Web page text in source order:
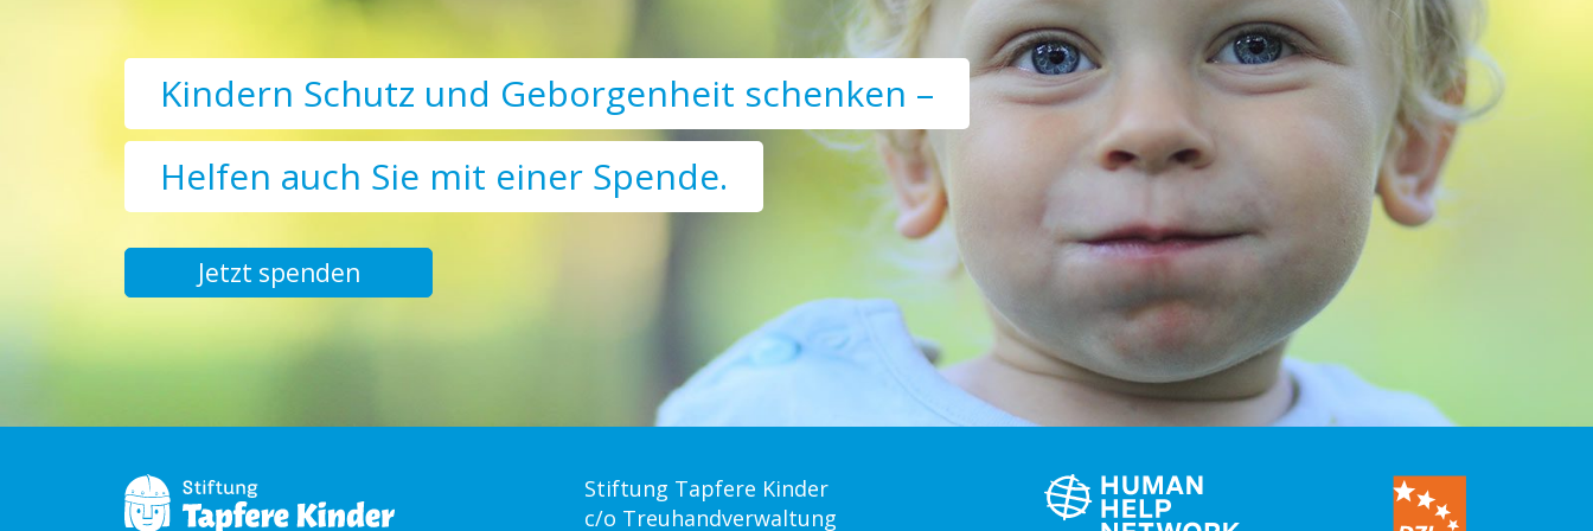
Kindern Schutz und Geborgenheit schenken –
Helfen auch Sie mit einer Spende.
Jetzt spenden
Stiftung Tapfere Kinder
c/o Treuhandverwaltung